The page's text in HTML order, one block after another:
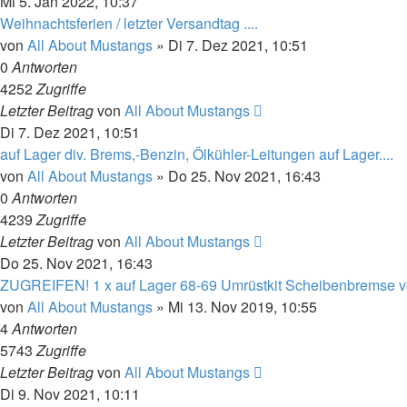
Weihnachtsferien / letzter Versandtag ....
von All About Mustangs » Di 7. Dez 2021, 10:51
0Antworten
4252Zugriffe
Letzter Beitragvon All About Mustangs
Di 7. Dez 2021, 10:51
auf Lager div. Brems,-Benzin, Ölkühler-Leitungen auf Lager....
von All About Mustangs » Do 25. Nov 2021, 16:43
0Antworten
4239Zugriffe
Letzter Beitragvon All About Mustangs
Do 25. Nov 2021, 16:43
ZUGREIFEN! 1 x auf Lager 68-69 Umrüstkit Scheibenbremse
von All About Mustangs » Mi 13. Nov 2019, 10:55
4Antworten
5743Zugriffe
Letzter Beitragvon All About Mustangs
Di 9. Nov 2021, 10:11